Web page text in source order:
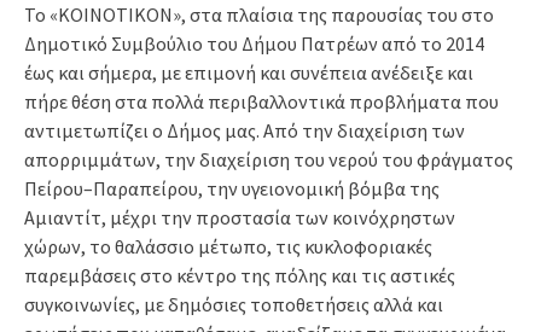
Το «ΚΟΙΝΟΤΙΚΟΝ», στα πλαίσια της παρουσίας του στο
Δημοτικό Συμβούλιο του Δήμου Πατρέων από το 2014
έως και σήμερα, με επιμονή και συνέπεια ανέδειξε και
πήρε θέση στα πολλά περιβαλλοντικά προβλήματα που
αντιμετωπίζει ο Δήμος μας. Από την διαχείριση των
απορριμμάτων, την διαχείριση του νερού του φράγματος
Πείρου–Παραπείρου, την υγειονομική βόμβα της
Αμιαντίτ, μέχρι την προστασία των κοινόχρηστων
χώρων, το θαλάσσιο μέτωπο, τις κυκλοφοριακές
παρεμβάσεις στο κέντρο της πόλης και τις αστικές
συγκοινωνίες, με δημόσιες τοποθετήσεις αλλά και